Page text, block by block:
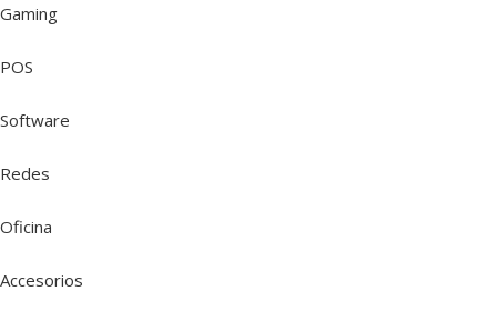
Gaming
POS
Software
Redes
Oficina
Accesorios